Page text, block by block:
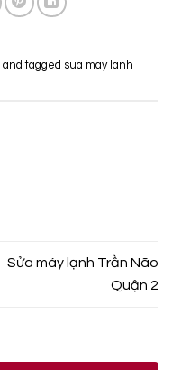
and tagged sua may lanh
Sửa máy lạnh Trần Não
Quận 2